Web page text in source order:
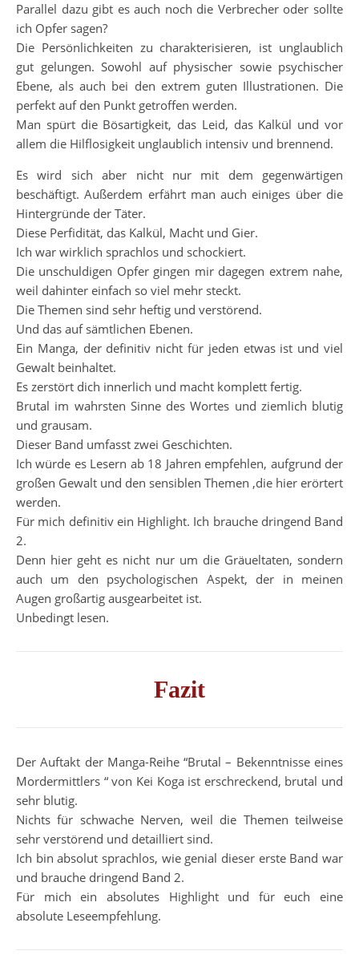
Parallel dazu gibt es auch noch die Verbrecher oder sollte
ich Opfer sagen?
Die Persönlichkeiten zu charakterisieren, ist unglaublich
gut gelungen. Sowohl auf physischer sowie psychischer
Ebene, als auch bei den extrem guten Illustrationen. Die
perfekt auf den Punkt getroffen werden.
Man spürt die Bösartigkeit, das Leid, das Kalkül und vor
allem die Hilflosigkeit unglaublich intensiv und brennend.
Es wird sich aber nicht nur mit dem gegenwärtigen
beschäftigt. Außerdem erfährt man auch einiges über die
Hintergründe der Täter.
Diese Perfidität, das Kalkül, Macht und Gier.
Ich war wirklich sprachlos und schockiert.
Die unschuldigen Opfer gingen mir dagegen extrem nahe,
weil dahinter einfach so viel mehr steckt.
Die Themen sind sehr heftig und verstörend.
Und das auf sämtlichen Ebenen.
Ein Manga, der definitiv nicht für jeden etwas ist und viel
Gewalt beinhaltet.
Es zerstört dich innerlich und macht komplett fertig.
Brutal im wahrsten Sinne des Wortes und ziemlich blutig
und grausam.
Dieser Band umfasst zwei Geschichten.
Ich würde es Lesern ab 18 Jahren empfehlen, aufgrund der
großen Gewalt und den sensiblen Themen ,die hier erörtert
werden.
Für mich definitiv ein Highlight. Ich brauche dringend Band
2.
Denn hier geht es nicht nur um die Gräueltaten, sondern
auch um den psychologischen Aspekt, der in meinen
Augen großartig ausgearbeitet ist.
Unbedingt lesen.
Fazit
Der Auftakt der Manga-Reihe “Brutal – Bekenntnisse eines
Mordermittlers “ von Kei Koga ist erschreckend, brutal und
sehr blutig.
Nichts für schwache Nerven, weil die Themen teilweise
sehr verstörend und detailliert sind.
Ich bin absolut sprachlos, wie genial dieser erste Band war
und brauche dringend Band 2.
Für mich ein absolutes Highlight und für euch eine
absolute Leseempfehlung.